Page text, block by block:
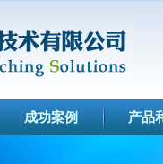
成功案例 产品